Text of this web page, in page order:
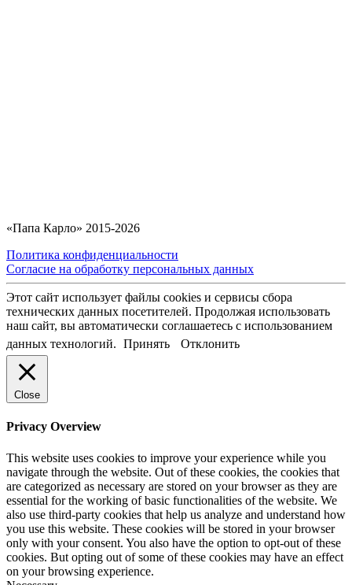
«Папа Карло» 2015-2026
Политика конфиденциальности
Согласие на обработку персональных данных
Этот сайт использует файлы cookies и сервисы сбора
технических данных посетителей. Продолжая использовать
наш сайт, вы автоматически соглашаетесь с использованием
данных технологий. Принять Отклонить
Close
Privacy Overview
This website uses cookies to improve your experience while you
navigate through the website. Out of these cookies, the cookies that
are categorized as necessary are stored on your browser as they are
essential for the working of basic functionalities of the website. We
also use third-party cookies that help us analyze and understand how
you use this website. These cookies will be stored in your browser
only with your consent. You also have the option to opt-out of these
cookies. But opting out of some of these cookies may have an effect
on your browsing experience.